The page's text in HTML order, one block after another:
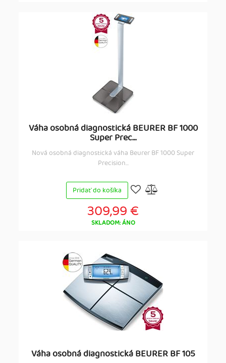
Váha osobná diagnostická BEURER BF 1000
Super Prec...
Nová osobná diagnostická váha Beurer BF 1000 Super
Precision...
Pridať do košíka
309,99 €
SKLADOM: ÁNO
Váha osobná diagnostická BEURER BF 105